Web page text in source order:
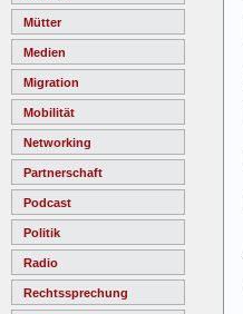
Mütter
Medien
Migration
Mobilität
Networking
Partnerschaft
Podcast
Politik
Radio
Rechtssprechung